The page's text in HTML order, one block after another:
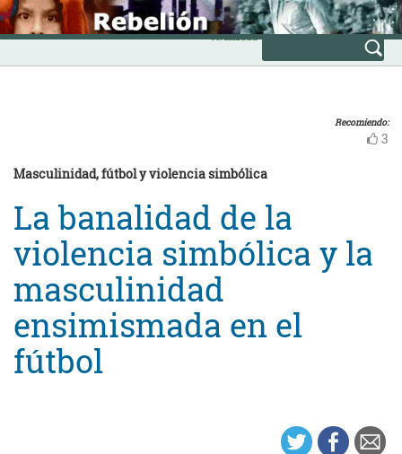
Skip
to
content
INICIO
Avanzada
Recomiendo:
3
Masculinidad, fútbol y violencia simbólica
La banalidad de la
violencia simbólica y la
masculinidad
ensimismada en el
fútbol